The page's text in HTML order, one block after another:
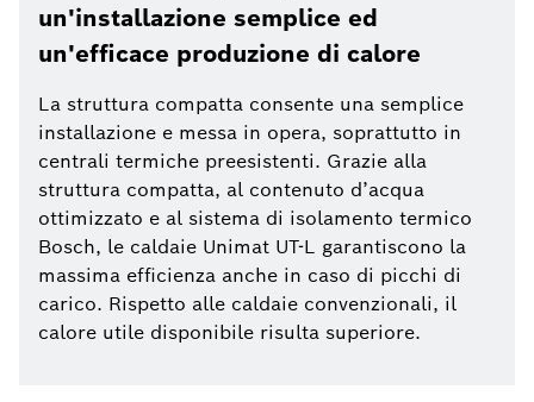
un'installazione semplice ed
un'efficace produzione di calore
La struttura compatta consente una semplice
installazione e messa in opera, soprattutto in
centrali termiche preesistenti. Grazie alla
struttura compatta, al contenuto d’acqua
ottimizzato e al sistema di isolamento termico
Bosch, le caldaie Unimat UT-L garantiscono la
massima efficienza anche in caso di picchi di
carico. Rispetto alle caldaie convenzionali, il
calore utile disponibile risulta superiore.